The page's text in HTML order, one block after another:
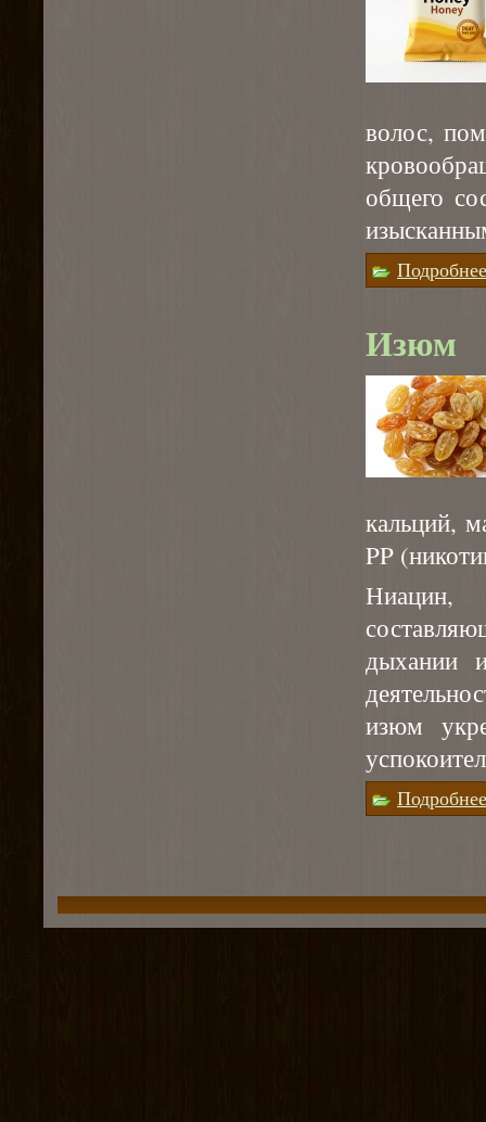
волос,
общего
Подробнее
Изюм
кальций,
PP
Ниацин,
дыхании
изюм
Подробнее